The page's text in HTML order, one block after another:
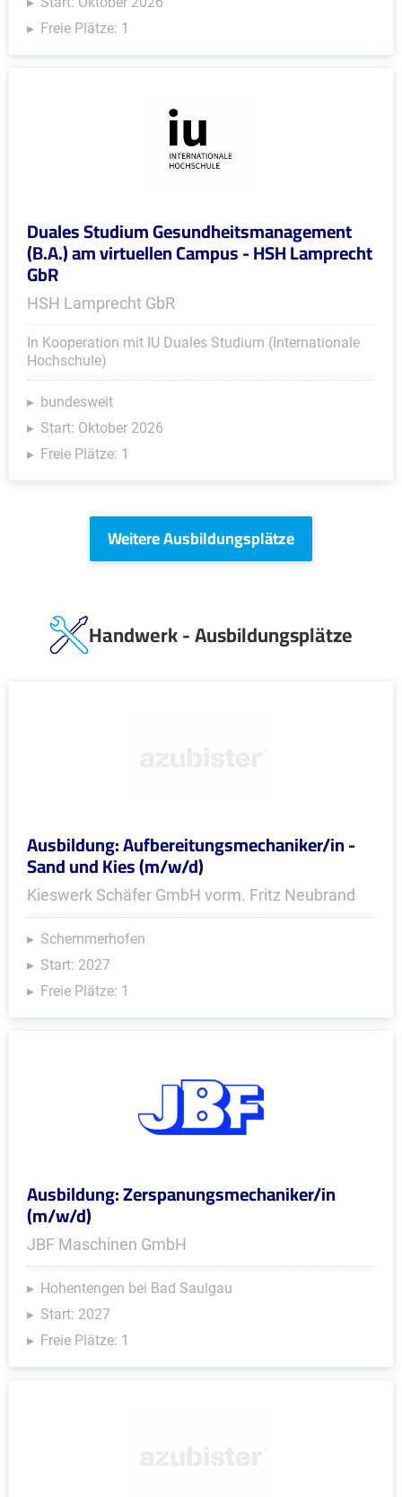
Freie Plätze: 1
Duales Studium Gesundheitsmanagement
(B.A.) am virtuellen Campus - HSH Lamprecht
GbR
HSH Lamprecht GbR
In Kooperation mit IU Duales Studium (Internationale
Hochschule)
bundesweit
Start: Oktober 2026
Freie Plätze: 1
Weitere Ausbildungsplätze
Handwerk - Ausbildungsplätze
Ausbildung: Aufbereitungsmechaniker/in -
Sand und Kies (m/w/d)
Kieswerk Schäfer GmbH vorm. Fritz Neubrand
Schemmerhofen
Start: 2027
Freie Plätze: 1
Ausbildung: Zerspanungsmechaniker/in
(m/w/d)
JBF Maschinen GmbH
Hohentengen bei Bad Saulgau
Start: 2027
Freie Plätze: 1